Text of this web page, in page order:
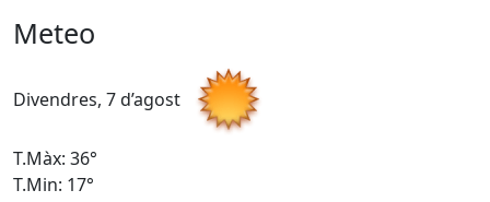
Meteo
Divendres, 7 d’agost
T.Màx: 36°
T.Min: 17°